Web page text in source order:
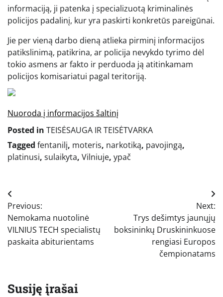
informaciją, ji patenka į specializuotą kriminalinės
policijos padalinį, kur yra paskirti konkretūs pareigūnai.
Jie per vieną darbo dieną atlieka pirminį informacijos
patikslinimą, patikrina, ar policija nevykdo tyrimo dėl
tokio asmens ar fakto ir perduoda ją atitinkamam
policijos komisariatui pagal teritoriją.
Nuoroda į informacijos šaltinį
Posted in TEISĖSAUGA IR TEISĖTVARKA
Tagged fentanilį, moteris, narkotiką, pavojingą,
platinusi, sulaikyta, Vilniuje, ypač
Navigacija
tarp
įrašų
Previous:
Nemokama nuotolinė
VILNIUS TECH specialistų
paskaita abiturientams
Next:
Trys dešimtys jaunųjų
boksininkų Druskininkuose
rengiasi Europos
čempionatams
Susiję įrašai